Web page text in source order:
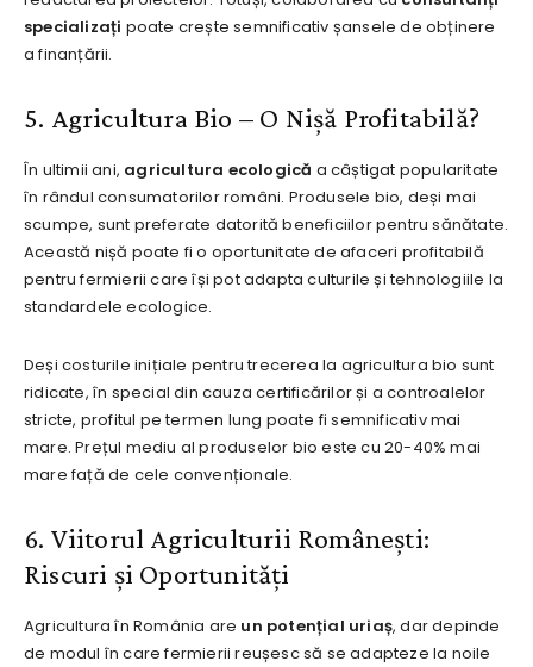
specializați poate crește semnificativ șansele de obținere
a finanțării.
5. Agricultura Bio – O Nișă Profitabilă?
În ultimii ani, agricultura ecologică a câștigat popularitate
în rândul consumatorilor români. Produsele bio, deși mai
scumpe, sunt preferate datorită beneficiilor pentru sănătate.
Această nișă poate fi o oportunitate de afaceri profitabilă
pentru fermierii care își pot adapta culturile și tehnologiile la
standardele ecologice.
Deși costurile inițiale pentru trecerea la agricultura bio sunt
ridicate, în special din cauza certificărilor și a controalelor
stricte, profitul pe termen lung poate fi semnificativ mai
mare. Prețul mediu al produselor bio este cu 20-40% mai
mare față de cele convenționale.
6. Viitorul Agriculturii Românești:
Riscuri și Oportunități
Agricultura în România are un potențial uriaș, dar depinde
de modul în care fermierii reușesc să se adapteze la noile